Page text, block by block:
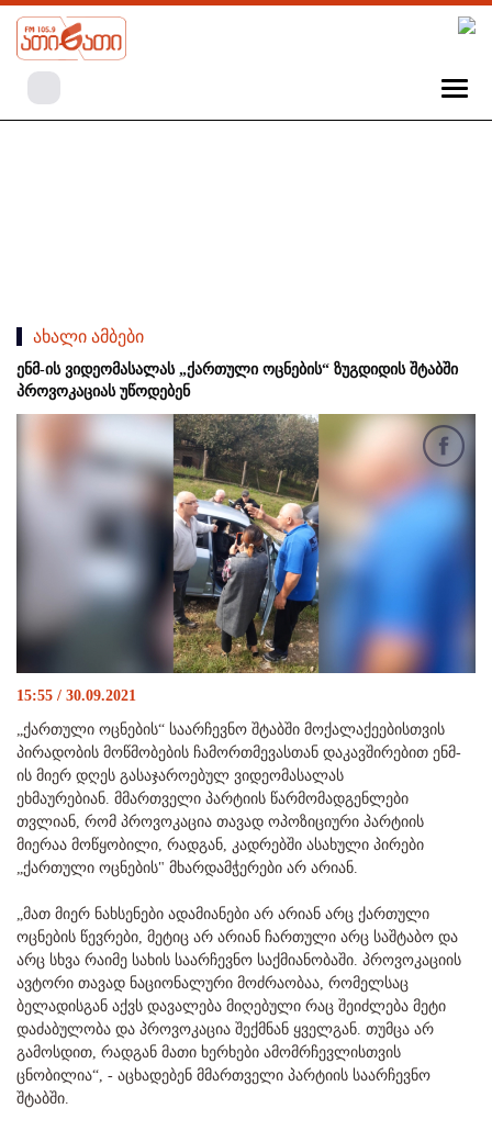
ახალი ამბები
ენმ-ის ვიდეომასალას „ქართული ოცნების“ ზუგდიდის შტაბში
პროვოკაციას უწოდებენ
15:55 / 30.09.2021
„ქართული ოცნების“ საარჩევნო შტაბში მოქალაქეებისთვის
პირადობის მოწმობების ჩამორთმევასთან დაკავშირებით ენმ-
ის მიერ დღეს გასაჯაროებულ ვიდეომასალას
ეხმაურებიან. მმართველი პარტიის წარმომადგენლები
თვლიან, რომ პროვოკაცია თავად ოპოზიციური პარტიის
მიერაა მოწყობილი, რადგან, კადრებში ასახული პირები
„ქართული ოცნების" მხარდამჭერები არ არიან.
„მათ მიერ ნახსენები ადამიანები არ არიან არც ქართული
ოცნების წევრები, მეტიც არ არიან ჩართული არც საშტაბო და
არც სხვა რაიმე სახის საარჩევნო საქმიანობაში. პროვოკაციის
ავტორი თავად ნაციონალური მოძრაობაა, რომელსაც
ბელადისგან აქვს დავალება მიღებული რაც შეიძლება მეტი
დაძაბულობა და პროვოკაცია შექმნან ყველგან. თუმცა არ
გამოსდით, რადგან მათი ხერხები ამომრჩევლისთვის
ცნობილია“, - აცხადებენ მმართველი პარტიის საარჩევნო
შტაბში.